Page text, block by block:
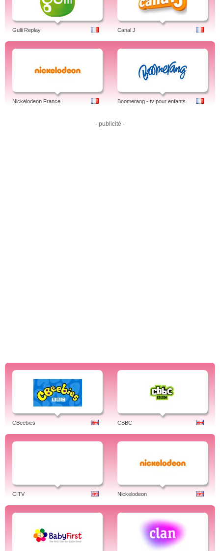
Gulli Replay Canal J
Nickelodeon France Boomerang - tv pour enfants
- publicité -
CBeebies CBBC
CITV Nickelodeon